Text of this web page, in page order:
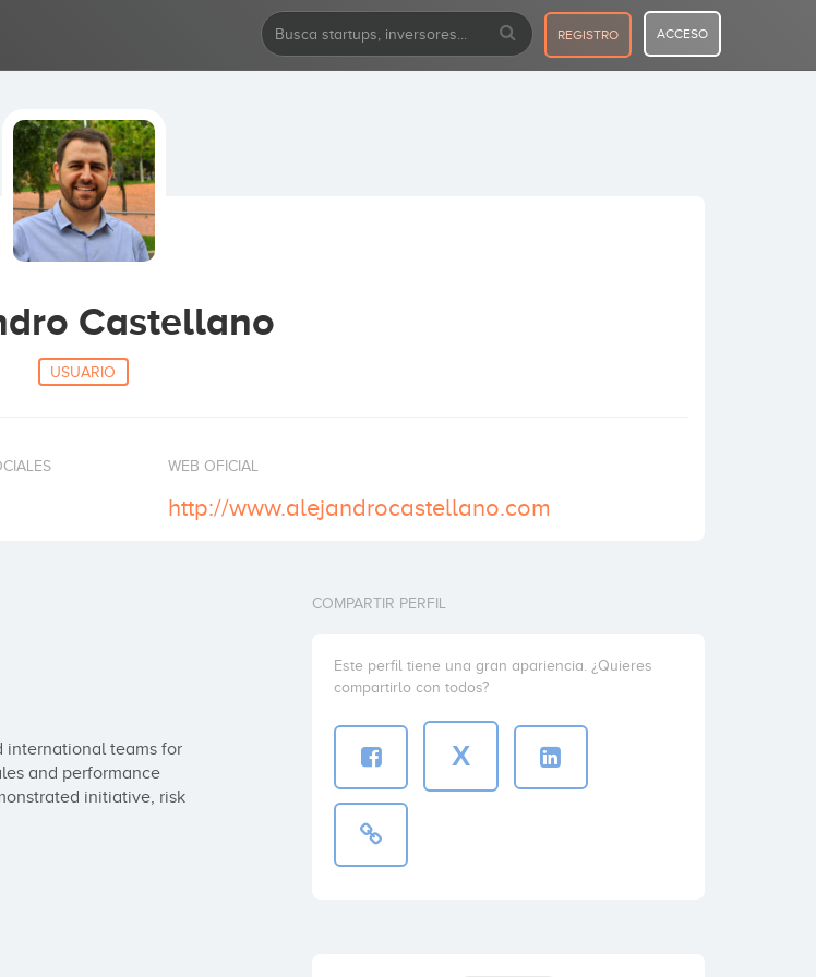
REGISTRO ACCESO
Castellano
USUARIO
WEB OFICIAL
http://www.alejandrocastellano.com
international teams for
and performance
initiative, risk
COMPARTIR PERFIL
Este perfil tiene una gran apariencia. ¿Quieres
compartirlo con todos?
X